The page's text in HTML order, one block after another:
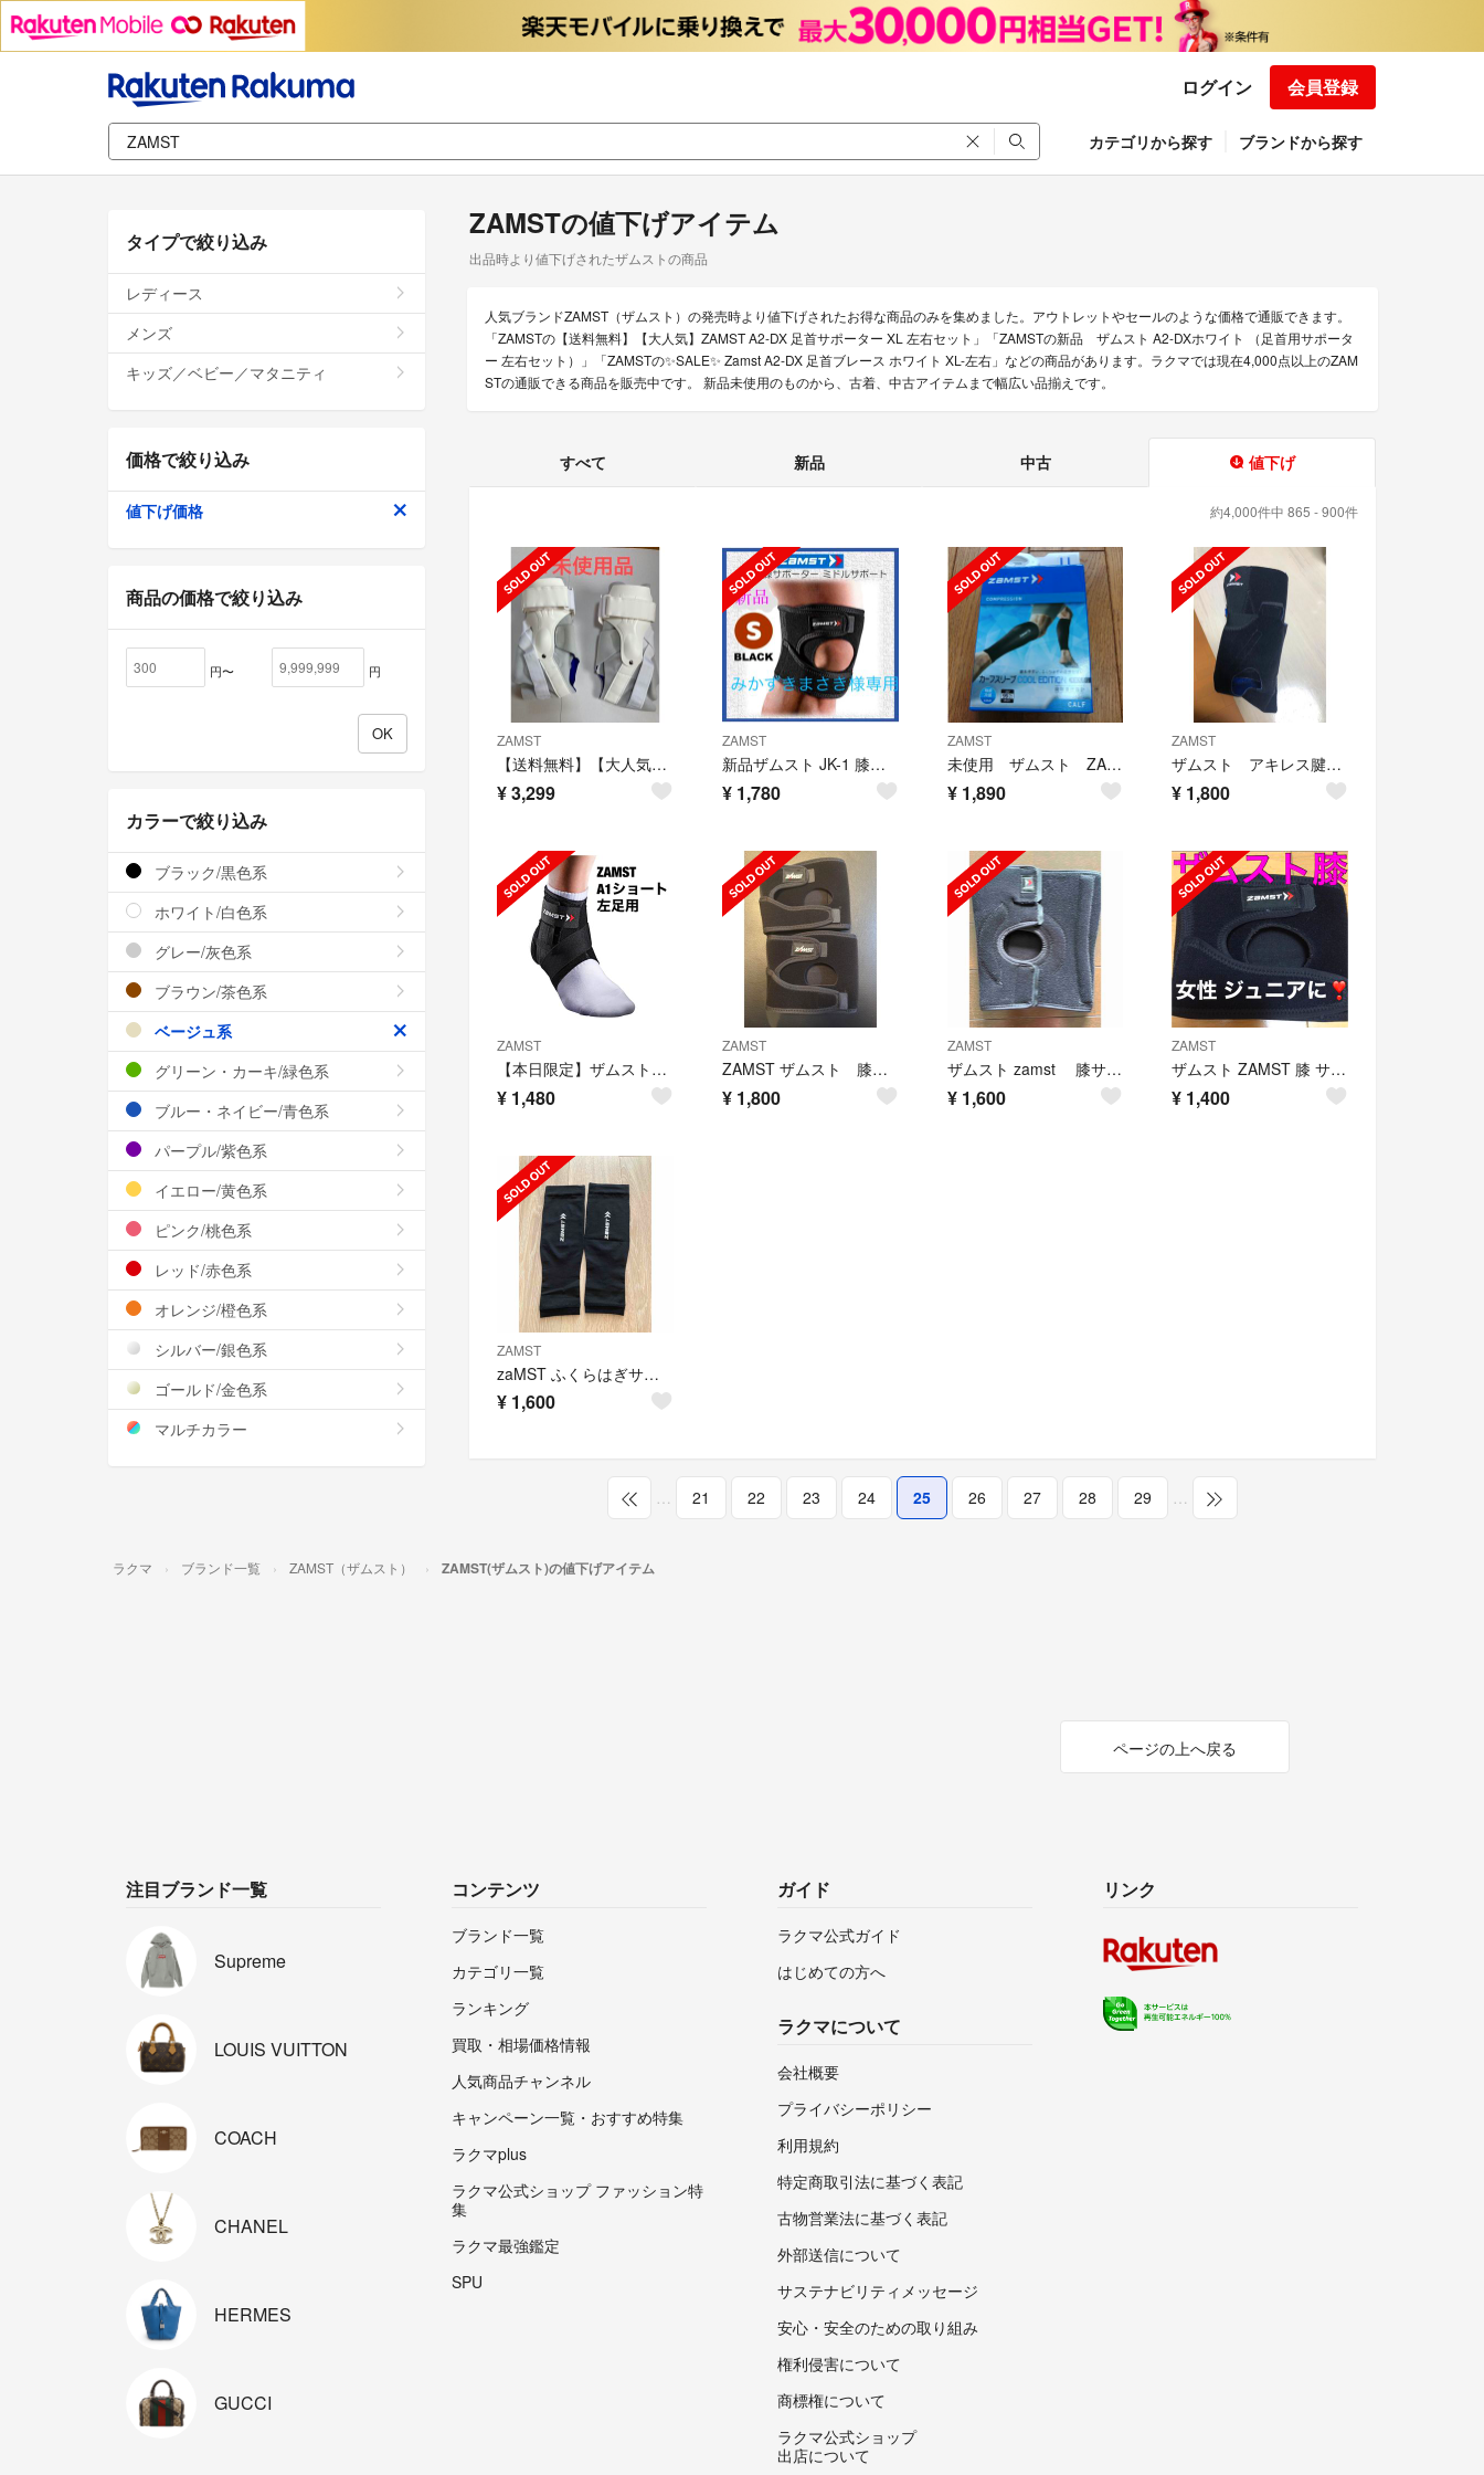
ログイン 会員登録
カテゴリから探す ブランドから探す
ZAMSTの値下げアイテム
出品時より値下げされたザムストの商品
人気ブランドZAMST（ザムスト）の発売時より値下げされたお得な商品のみを集めました。アウトレットやセールのような価格で通販できます。
「ZAMSTの【送料無料】【大人気】ZAMST A2-DX 足首サポーター XL 左右セット」「ZAMSTの新品 ザムスト A2-DXホワイト （足首用サポータ
ー 左右セット）」「ZAMSTの✨SALE✨ Zamst A2-DX 足首ブレース ホワイト XL-左右」などの商品があります。ラクマでは現在4,000点以上のZAM
STの通販できる商品を販売中です。 新品未使用のものから、古着、中古アイテムまで幅広い品揃えです。
すべて 新品 中古 値下げ
約4,000件中 865 - 900件
ZAMST
【送料無料】【大人気】ZAMST A2-DX 足首サポーター XL 左右セット
¥3,299
ZAMST
新品ザムスト JK-1 膝サポーター ミドルサポート S ブラック
¥ 1,780
ZAMST
未使用 ザムスト ZAMST カーフスリーブ 冷感タイプ
¥ 1,890
ZAMST
ザムスト アキレス腱サポーター AT-1 Lサイズ
¥ 1,800
ZAMST
【本日限定】ザムスト足首用サポーター A1 ショート 左足用
¥ 1,480
ZAMST
ZAMST ザムスト 膝用サポーター JK-1 サイズ S 2個
¥ 1,800
ZAMST
ザムスト zamst 膝サポーター MK-3 ミドルサポート フルオープン型
¥ 1,600
ZAMST
ザムスト ZAMST 膝 サポーター ヒザ サポータ Sサイズ 左右兼用
¥ 1,400
ZAMST
zaMST ふくらはぎサポーター
¥ 1,600
21 22 23 24 25 26 27 28 29
タイプで絞り込み
レディース
メンズ
キッズ／ベビー／マタニティ
価格で絞り込み
値下げ価格
商品の価格で絞り込み
円〜 円
カラーで絞り込み
ブラック/黒色系
ホワイト/白色系
グレー/灰色系
ブラウン/茶色系
ベージュ系
グリーン・カーキ/緑色系
ブルー・ネイビー/青色系
パープル/紫色系
イエロー/黄色系
ピンク/桃色系
レッド/赤色系
オレンジ/橙色系
シルバー/銀色系
ゴールド/金色系
マルチカラー
ラクマ ブランド一覧 ZAMST（ザムスト） ZAMST(ザムスト)の値下げアイテム
ページの上へ戻る
注目ブランド一覧
Supreme
LOUIS VUITTON
COACH
CHANEL
HERMES
GUCCI
コンテンツ
ブランド一覧
カテゴリ一覧
ランキング
買取・相場価格情報
人気商品チャンネル
キャンペーン一覧・おすすめ特集
ラクマplus
ラクマ公式ショップ ファッション特
集
ラクマ最強鑑定
SPU
ガイド
ラクマ公式ガイド
はじめての方へ
ラクマについて
会社概要
プライバシーポリシー
利用規約
特定商取引法に基づく表記
古物営業法に基づく表記
外部送信について
サステナビリティメッセージ
安心・安全のための取り組み
権利侵害について
商標権について
ラクマ公式ショップ
出店について
リンク